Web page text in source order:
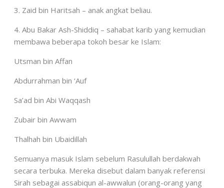
3. Zaid bin Haritsah – anak angkat beliau.
4. Abu Bakar Ash-Shiddiq – sahabat karib yang kemudian
membawa beberapa tokoh besar ke Islam:
Utsman bin Affan
Abdurrahman bin ‘Auf
Sa’ad bin Abi Waqqash
Zubair bin Awwam
Thalhah bin Ubaidillah
Semuanya masuk Islam sebelum Rasulullah berdakwah
secara terbuka. Mereka disebut dalam banyak referensi
Sirah sebagai assabiqun al-awwalun (orang-orang yang